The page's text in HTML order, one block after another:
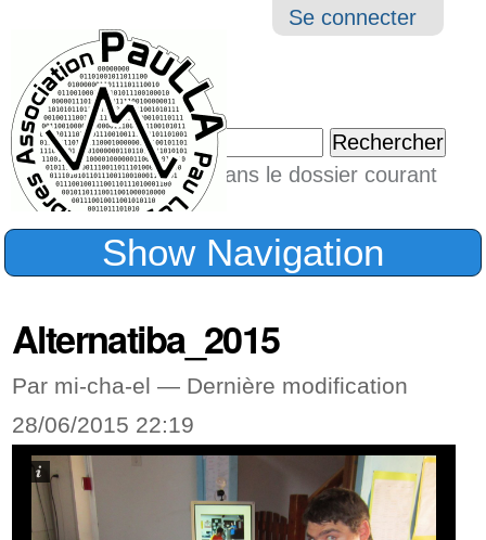
Outils
Se connecter
Chercher par
Seulement dans le dossier courant
Recherche
Show Navigation
Alternatiba_2015
Par mi-cha-el — Dernière modification
28/06/2015 22:19